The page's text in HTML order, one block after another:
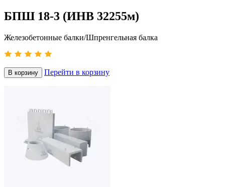
БПШ 18-3 (ИНВ 32255м)
Железобетонные балки/Шпренгельная балка
В корзину Перейти в корзину